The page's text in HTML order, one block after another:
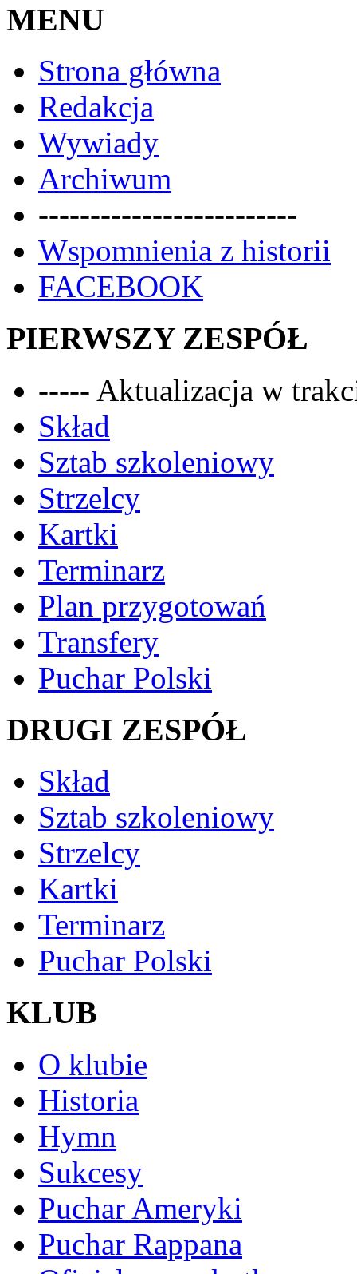
MENU
Strona główna
Redakcja
Wywiady
Archiwum
-------------------------
Wspomnienia z historii
FACEBOOK
PIERWSZY ZESPÓŁ
----- Aktualizacja w
Skład
Sztab szkoleniowy
Strzelcy
Kartki
Terminarz
Plan przygotowań
Transfery
Puchar Polski
DRUGI ZESPÓŁ
Skład
Sztab szkoleniowy
Strzelcy
Kartki
Terminarz
Puchar Polski
KLUB
O klubie
Historia
Hymn
Sukcesy
Puchar Ameryki
Puchar Rappana